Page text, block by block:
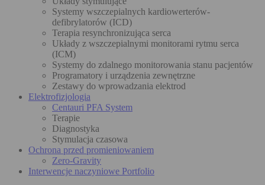
Systemy wszczepialnych kardiowerterów-
defibrylatorów (ICD)
Terapia resynchronizująca serca
Układy z wszczepialnymi monitorami rytmu serca
(ICM)
Systemy do zdalnego monitorowania stanu pacjentów
Programatory i urządzenia zewnętrzne
Zestawy do wprowadzania elektrod
Elektrofizjologia
Centauri PFA System
Terapie
Diagnostyka
Stymulacja czasowa
Ochrona przed promieniowaniem
Zero-Gravity
Interwencje naczyniowe Portfolio